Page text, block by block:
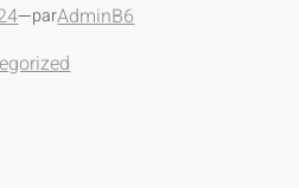
—parAdminB6